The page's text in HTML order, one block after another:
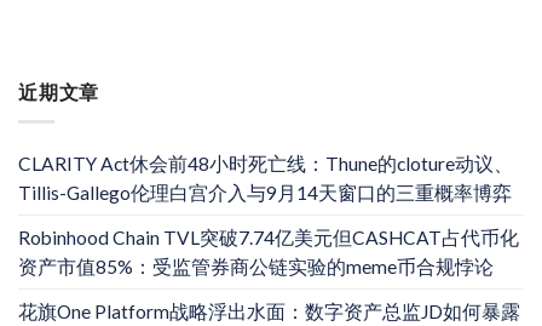
近期文章
CLARITY Act休会前48小时死亡线：Thune的cloture动议、
Tillis-Gallego伦理白宫介入与9月14天窗口的三重概率博弈
Robinhood Chain TVL突破7.74亿美元但CASHCAT占代币化
资产市值85%：受监管券商公链实验的meme币合规悖论
花旗One Platform战略浮出水面：数字资产总监JD如何暴露